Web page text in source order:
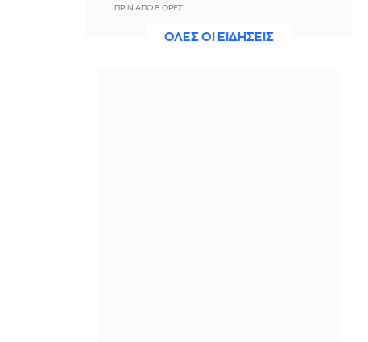
ΠΡΙΝ ΑΠΌ 8 ΏΡΕΣ
Η ξηρασία απειλεί την
ΟΛΕΣ ΟΙ ΕΙΔΗΣΕΙΣ